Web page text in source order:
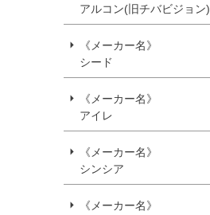
アルコン(旧チバビジョン)
《メーカー名》
シード
《メーカー名》
アイレ
《メーカー名》
シンシア
《メーカー名》